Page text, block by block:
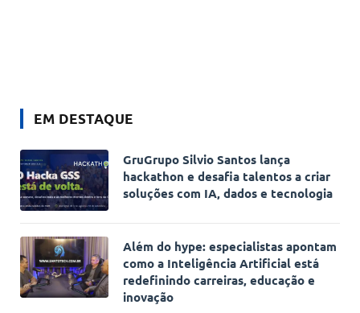
EM DESTAQUE
GruGrupo Silvio Santos lança
hackathon e desafia talentos a criar
soluções com IA, dados e tecnologia
Além do hype: especialistas apontam
como a Inteligência Artificial está
redefinindo carreiras, educação e
inovação